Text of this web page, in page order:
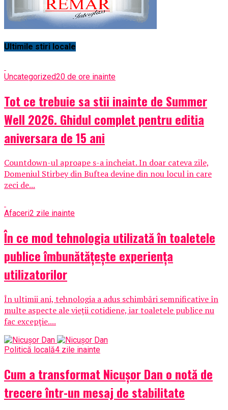
Ultimile stiri locale
Uncategorized20 de ore inainte
Tot ce trebuie sa stii inainte de Summer
Well 2026. Ghidul complet pentru editia
aniversara de 15 ani
Countdown-ul aproape s-a incheiat. In doar cateva zile,
Domeniul Stirbey din Buftea devine din nou locul in care
zeci de...
Afaceri2 zile inainte
În ce mod tehnologia utilizată în toaletele
publice îmbunătățește experiența
utilizatorilor
În ultimii ani, tehnologia a adus schimbări semnificative în
multe aspecte ale vieții cotidiene, iar toaletele publice nu
fac excepție....
Politică locală4 zile inainte
Cum a transformat Nicușor Dan o notă de
trecere într-un mesaj de stabilitate